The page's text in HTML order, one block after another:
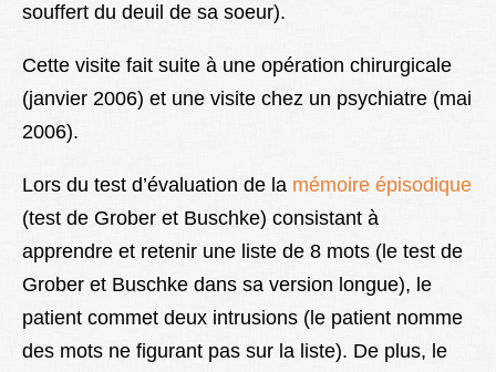
souffert du deuil de sa soeur).
Cette visite fait suite à une opération chirurgicale
(janvier 2006) et une visite chez un psychiatre (mai
2006).
Lors du test d’évaluation de la mémoire épisodique
(test de Grober et Buschke) consistant à
apprendre et retenir une liste de 8 mots (le test de
Grober et Buschke dans sa version longue), le
patient commet deux intrusions (le patient nomme
des mots ne figurant pas sur la liste). De plus, le